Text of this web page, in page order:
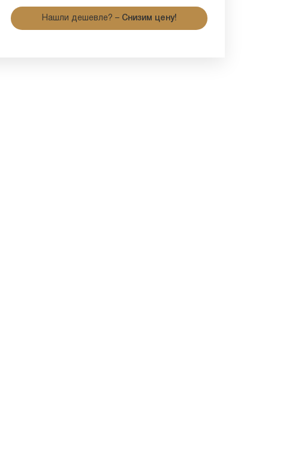
Нашли дешевле? – Снизим цену!